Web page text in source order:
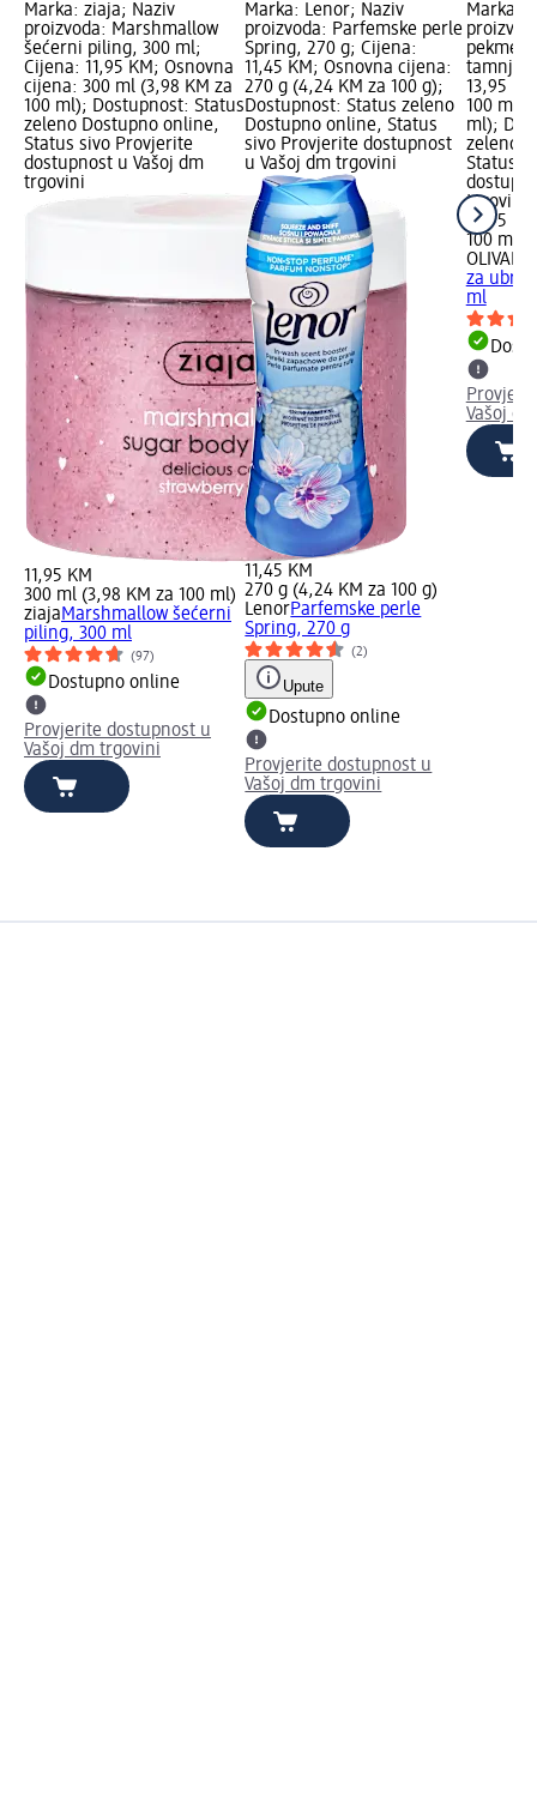
Marka: ziaja; Naziv
proizvoda: Marshmallow
šećerni piling, 300 ml;
Cijena: 11,95 KM; Osnovna
cijena: 300 ml (3,98 KM za
100 ml); Dostupnost: Status
zeleno Dostupno online,
Status sivo Provjerite
dostupnost u Vašoj dm
trgovini
11,95 KM
300 ml (3,98 KM za 100 ml)
ziajaMarshmallow šećerni
piling, 300 ml
(97)
Dostupno online
Provjerite dostupnost u
Vašoj dm trgovini
Marka: Lenor; Naziv
proizvoda: Parfemske perle
Spring, 270 g; Cijena:
11,45 KM; Osnovna cijena:
270 g (4,24 KM za 100 g);
Dostupnost: Status zeleno
Dostupno online, Status
sivo Provjerite dostupnost
u Vašoj dm trgovini
11,45 KM
270 g (4,24 KM za 100 g)
LenorParfemske perle
Spring, 270 g
(2)
Upute
Dostupno online
Provjerite dostupnost u
Vašoj dm trgovini
Marka:
pekmez
13,95
100 ml
ml);
zeleno
Status
trgovini
13,95 KM
100 ml
OLIVAL
za
ml
Vašoj